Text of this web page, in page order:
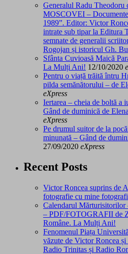
Generalul Radu Theodoru
MOSCOVEI –
1989”. Editor: Victor
intrate sub tipar la Editura
semnate de generalii
Rogojan și istoricul Gh.
Sfânta Cuvioasă Maică
La Mulți Ani! 12/10/2020
Pentru o viață trăită întru
pilda semănătorului – de
eXpress
Iertarea – cheia de boltă a
Gând de duminică de
eXpress
Pe drumul suitor de la
minunată – Gând de
27/09/2020 eXpress
Recent Posts
Victor Roncea suprins de
fotografie cu mine
Calendarul
– PDF/FOTOGRAFII de
Române. La Mulți Ani!
Fenomenul Piața
văzute de Victor Roncea
Radio Trinitas și Radio